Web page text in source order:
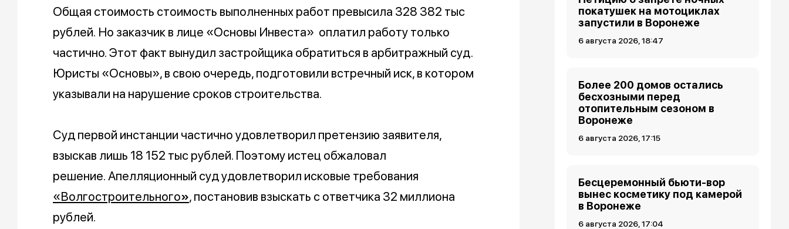
Общая стоимость стоимость выполненных работ превысила 328 382 тыс
рублей. Но заказчик в лице «Основы Инвеста» оплатил работу только
частично. Этот факт вынудил застройщика обратиться в арбитражный суд.
Юристы «Основы», в свою очередь, подготовили встречный иск, в котором
указывали на нарушение сроков строительства.
Суд первой инстанции частично удовлетворил претензию заявителя,
взыскав лишь 18 152 тыс рублей. Поэтому истец обжаловал
решение. Апелляционный суд удовлетворил исковые требования
«Волгостроительного», постановив взыскать с ответчика 32 миллиона
рублей.
покатушек на мотоциклах
запустили в Воронеже
6 августа 2026, 18:47
Более 200 домов остались
бесхозными перед
отопительным сезоном в
Воронеже
6 августа 2026, 17:15
Бесцеремонный бьюти-вор
вынес косметику под камерой
в Воронеже
6 августа 2026, 17:04